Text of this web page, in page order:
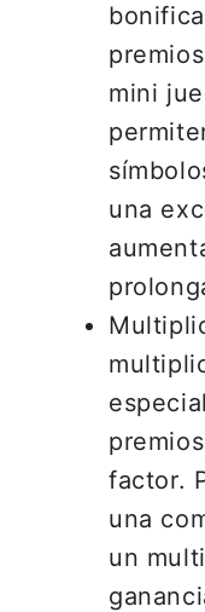
mini
una
factor.
una
un